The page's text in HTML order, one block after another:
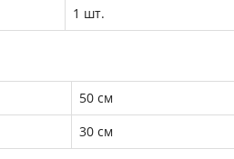
1 шт.
50 см
30 см